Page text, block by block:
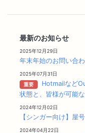
最新のお知らせ
2025年12月29日
年末年始のお問い合
2025年07月31日
重要
Hotmailなど
状態と、皆様が可能
2024年12月02日
【シンガー向け】屋
2024年04月22日